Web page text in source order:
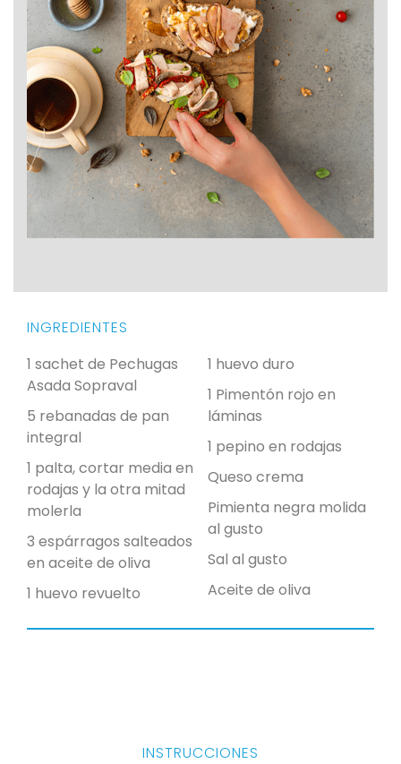
INGREDIENTES
1 sachet de Pechugas
Asada Sopraval
5 rebanadas de pan
integral
1 palta, cortar media en
rodajas y la otra mitad
molerla
3 espárragos salteados
en aceite de oliva
1 huevo revuelto
1 huevo duro
1 Pimentón rojo en
láminas
1 pepino en rodajas
Queso crema
Pimienta negra molida
al gusto
Sal al gusto
Aceite de oliva
INSTRUCCIONES